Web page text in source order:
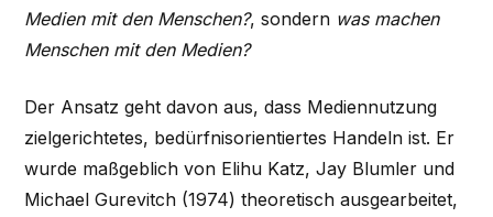
Medien mit den Menschen?, sondern was machen
Menschen mit den Medien?
Der Ansatz geht davon aus, dass Mediennutzung
zielgerichtetes, bedürfnisorientiertes Handeln ist. Er
wurde maßgeblich von Elihu Katz, Jay Blumler und
Michael Gurevitch (1974) theoretisch ausgearbeitet,